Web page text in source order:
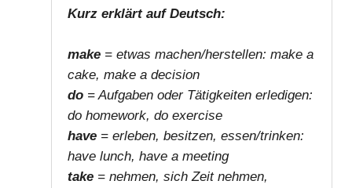
Kurz erklärt auf Deutsch:
make= etwas machen/herstellen: make a
cake, make a decision
do= Aufgaben oder Tätigkeiten erledigen:
do homework, do exercise
have= erleben, besitzen, essen/trinken:
have lunch, have a meeting
take= nehmen, sich Zeit nehmen,